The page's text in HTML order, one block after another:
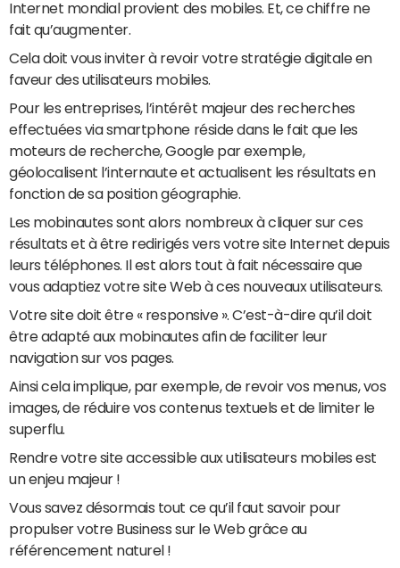
Internet mondial provient des mobiles. Et, ce chiffre ne
fait qu’augmenter.
Cela doit vous inviter à revoir votre stratégie digitale en
faveur des utilisateurs mobiles.
Pour les entreprises, l’intérêt majeur des recherches
effectuées via smartphone réside dans le fait que les
moteurs de recherche, Google par exemple,
géolocalisent l’internaute et actualisent les résultats en
fonction de sa position géographie.
Les mobinautes sont alors nombreux à cliquer sur ces
résultats et à être redirigés vers votre site Internet depuis
leurs téléphones. Il est alors tout à fait nécessaire que
vous adaptiez votre site Web à ces nouveaux utilisateurs.
Votre site doit être « responsive ». C’est-à-dire qu’il doit
être adapté aux mobinautes afin de faciliter leur
navigation sur vos pages.
Ainsi cela implique, par exemple, de revoir vos menus, vos
images, de réduire vos contenus textuels et de limiter le
superflu.
Rendre votre site accessible aux utilisateurs mobiles est
un enjeu majeur !
Vous savez désormais tout ce qu’il faut savoir pour
propulser votre Business sur le Web grâce au
référencement naturel !